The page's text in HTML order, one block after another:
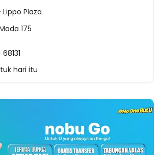
Plaza
175
68131
hari itu